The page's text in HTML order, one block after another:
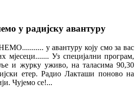
у радијску авантуру
у авантуру коју смо за вас
мјесеци....... Уз специјални програм,
и журку уживо, на таласима 90,30
етер. Радио Лакташи поново на
Чујемо се!...